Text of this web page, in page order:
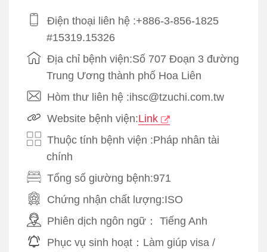
Điện thoại liên hệ :+886-3-856-1825
#15319.15326
Địa chỉ bệnh viện:Số 707 Đoạn 3 đường
Trung Ương thành phố Hoa Liên
Hòm thư liên hệ :ihsc@tzuchi.com.tw
Website bệnh viện:Link
Thuộc tính bệnh viện :Pháp nhân tài
chính
Tổng số giường bệnh:971
Chứng nhận chất lượng:ISO
Phiên dịch ngôn ngữ： Tiếng Anh
Phục vụ sinh hoạt： Làm giúp visa /